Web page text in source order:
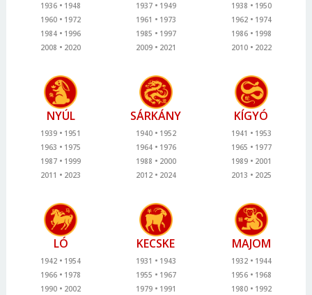
1936
1948
1960
1972
1984
1996
2008
2020
1937
1949
1961
1973
1985
1997
2009
2021
1938
1950
1962
1974
1986
1998
2010
2022
NYÚL
1939
1951
1963
1975
1987
1999
2011
2023
SÁRKÁNY
1940
1952
1964
1976
1988
2000
2012
2024
KÍGYÓ
1941
1953
1965
1977
1989
2001
2013
2025
LÓ
1942
1954
1966
1978
1990
2002
KECSKE
1931
1943
1955
1967
1979
1991
MAJOM
1932
1944
1956
1968
1980
1992